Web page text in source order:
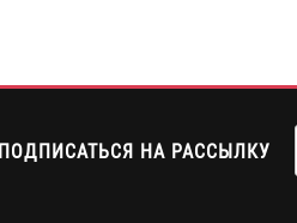
ПОДПИСАТЬСЯ НА РАССЫЛКУ